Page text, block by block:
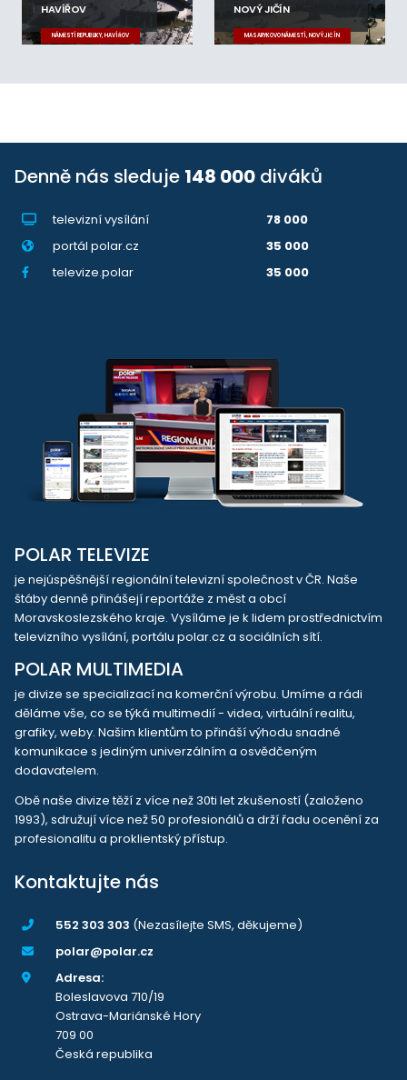
HAVÍŘOV
NÁMĚSTÍ REPUBLIKY, HAVÍŘOV
NOVÝ JIČÍN
MASARYKOVO NÁMĚSTÍ, NOVÝ JIČÍN
Denně nás sleduje 148 000 diváků
televizní vysílání
78 000
portál polar.cz
35 000
televize.polar
35 000
POLAR TELEVIZE
je nejúspěšnější regionální televizní společnost v ČR. Naše
štáby denně přinášejí reportáže z měst a obcí
Moravskoslezského kraje. Vysíláme je k lidem prostřednictvím
televizního vysílání, portálu polar.cz a sociálních sítí.
POLAR MULTIMEDIA
je divize se specializací na komerční výrobu. Umíme a rádi
děláme vše, co se týká multimedií - videa, virtuální realitu,
grafiky, weby. Našim klientům to přináší výhodu snadné
komunikace s jediným univerzálním a osvědčeným
dodavatelem.
Obě naše divize těží z více než 30ti let zkušeností (založeno
1993), sdružují více než 50 profesionálů a drží řadu ocenění za
profesionalitu a proklientský přístup.
Kontaktujte nás
552 303 303 (Nezasílejte SMS, děkujeme)
polar@polar.cz
Adresa:
Boleslavova 710/19
Ostrava-Mariánské Hory
709 00
Česká republika